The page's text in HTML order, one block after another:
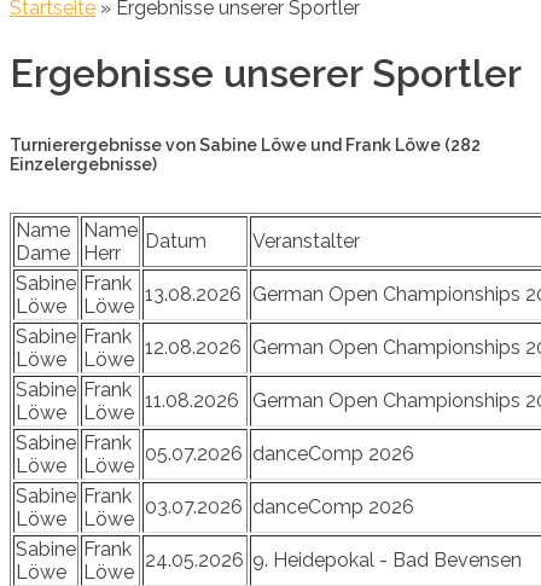
Startseite » Ergebnisse unserer Sportler
Ergebnisse unserer Sportler
Turnierergebnisse von Sabine Löwe und Frank Löwe (282
Einzelergebnisse)
Name
Dame
Name
Herr
Datum
Veranstalter
Sabine
Löwe
Frank
Löwe
13.08.2026 German Open Championships
Sabine
Löwe
Frank
Löwe
12.08.2026 German Open Championships
Sabine
Löwe
Frank
Löwe
11.08.2026
German Open Championships
Sabine
Löwe
Frank
Löwe
05.07.2026 danceComp 2026
Sabine
Löwe
Frank
Löwe
03.07.2026 danceComp 2026
Sabine
Löwe
Frank
Löwe
24.05.2026 9. Heidepokal - Bad Bevensen